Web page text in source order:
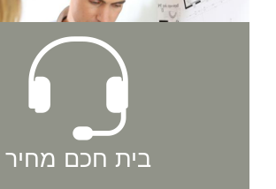
בית חכם מחיר